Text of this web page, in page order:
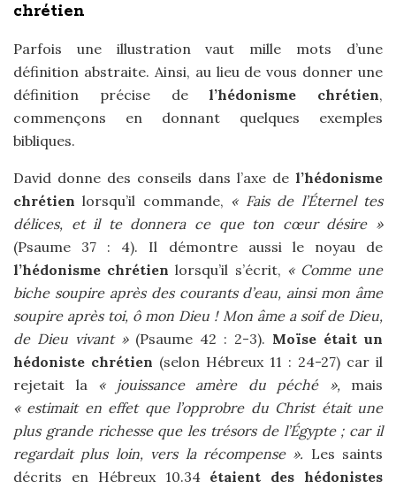
chrétien
Parfois une illustration vaut mille mots d’une
définition abstraite. Ainsi, au lieu de vous donner une
définition précise del’hédonisme chrétien,
commençons en donnant quelques exemples
bibliques.
David donne des conseils dans l’axe de l’hédonisme
chrétien lorsqu’il commande, « Fais de l’Éternel tes
délices, et il te donnera ce que ton cœur désire »
(Psaume 37 : 4). Il démontre aussi le noyau de
l’hédonisme chrétien lorsqu’il s’écrit, « Comme une
biche soupire après des courants d’eau, ainsi mon âme
soupire après toi, ô mon Dieu ! Mon âme a soif de Dieu,
de Dieu vivant »(Psaume 42 : 2-3). Moïse était un
hédoniste chrétien (selon Hébreux 11 : 24-27) car il
rejetait la « jouissance amère du péché »,mais
« estimait en effet que l’opprobre du Christ était une
plus grande richesse que les trésors de l’Égypte ; car il
regardait plus loin, vers la récompense ». Les saints
décrits en Hébreux 10.34 étaient des hédonistes